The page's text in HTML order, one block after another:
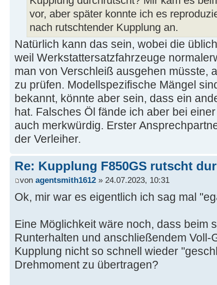
vor, aber später konnte ich es
nach rutschtender Kupplung an.
Natürlich kann das sein, wobei die
weil Werkstattersatzfahrzeuge
man von Verschleiß ausgehen müsste,
zu prüfen. Modellspezifische Mängel
bekannt, könnte aber sein, dass ein
hat. Falsches Öl fände ich aber bei
auch merkwürdig. Erster
der Verleiher.
Re: Kupplung F850GS rutscht
von agentsmith1612 » 24.07.2023, 10:31
Ok, mir war es eigentlich ich sag mal
Eine Möglichkeit wäre noch, dass beim
Runterhalten und anschließendem Voll-
Kupplung nicht so schnell wieder
Drehmoment zu übertragen?